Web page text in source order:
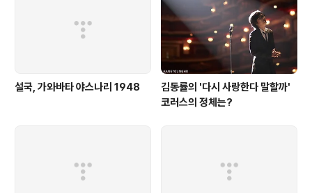
설국, 가와바타 야스나리 1948
김동률의 '다시 사랑한다 말할까'
코러스의 정체는?